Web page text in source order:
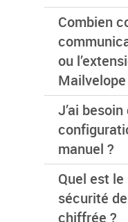
Combien
ou
Mailvelope
J’ai besoin
manuel ?
Quel est
sécurité
chiffrée ?